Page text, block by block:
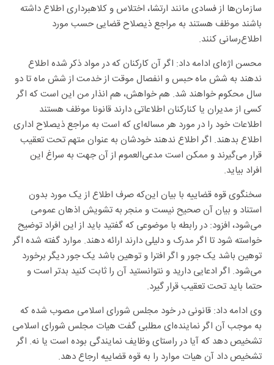
سازمان‌ها از فسادی مانند ارتشا، اختلاس و کلاهبرداری اطلاع داشته
باشند موظف هستند به مراجع ذیصلاح قضایی حسب مورد
اطلاع‌رسانی کنند.
محسن اژه‌ای ادامه داد: اگر آن کارکنان که در مواد ذکر شده اطلاع
ندهند به شش ماه حبس و انفصال موقت از خدمت از شش ماه تا دو
سال محکوم خواهند شد. هم خواهش، هم انذار من این است که اگر
کسی از مدیران یا کنارکنان اطلاعاتی دارند قانونا موظف هستند
اطلاعات خود را در مورد هر مساله‌ای که است به مراجع ذیصلاح اداری
اطلاع بدهند. اگر اطلاع ندهند خودشان به عنوان متهم تحت تعقیب
قرار می‌گیرند و ممکن است مدعی‌العموم از آن جهت به سراغ این
افراد بیاید.
سخنگوی قوه قضاییه با بیان این‌که صرف اطلاع از یک مورد بدون
استناد و بیان آن صحیح نیست و منجر به تشویش اذهان عمومی
می‌شود، افزود: در رابطه با موضوعی که گفتید باید از این افراد توضیح
خواسته شود تا اگر مدرک و دلیلی دارند ارائه دهند. موارد گفته شده اگر
توهین باشد یک جور و اگر افترا و توهین باشد یک جور دیگر برخورد
می‌شود. اگر ادعایی دارید و نتوانستید آن را ثابت کنید بدتر است و
حتما باید تحت تعقیب قرار گیرد.
وی ادامه داد: قانونی در خود مجلس شورای اسلامی مصوب شده که
به موجب آن اگر نماینده‌ای مطلبی گفت هیات مجلس شورای اسلامی
تشخیص دهد که آیا در راستای وظایف نمایندگی بوده است یا نه. اگر
تشخیص داد آن هیات موارد را به قوه قضاییه ارجاع دهد.